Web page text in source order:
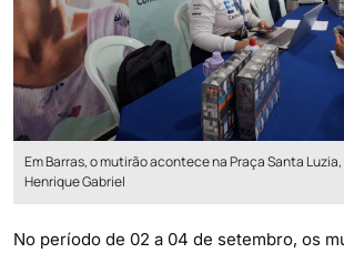
Em Barras, o mutirão acontece na Praça Santa
Henrique Gabriel
No período de 02 a 04 de setembro, os